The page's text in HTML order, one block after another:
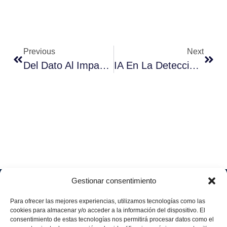
Gestionar consentimiento
Para ofrecer las mejores experiencias, utilizamos tecnologías como las
cookies para almacenar y/o acceder a la información del dispositivo. El
consentimiento de estas tecnologías nos permitirá procesar datos como el
Previous
Del Dato Al Impacto Real – Entrevista Con Antonio Rodríguez, Experto En Power BI En Aggity
Next
IA En La Detección De Fraudes Financieros Y Empresariales
Soluciones
Data
Industria
Industrial
Retail
Quiénes
Únete
a
legal
Política
de